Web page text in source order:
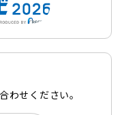
わせください。